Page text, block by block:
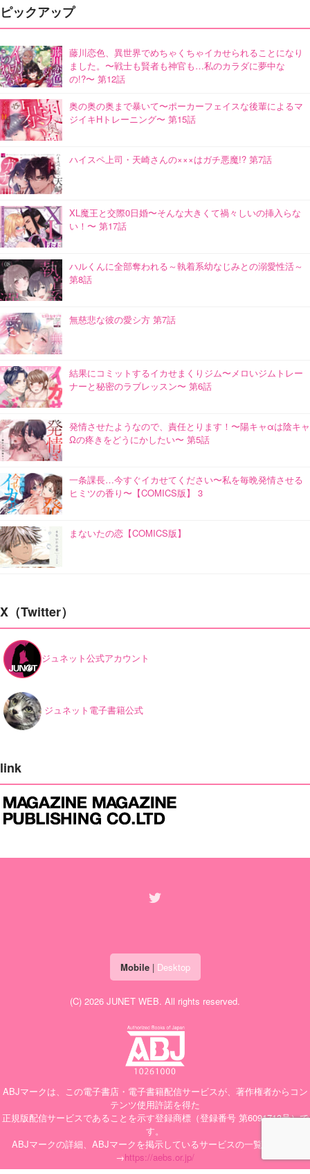
ピックアップ
藤川恋色、異世界でめちゃくちゃイカせられることになり
ました。〜戦士も賢者も神官も…私のカラダに夢中な
の!?〜 第12話
奥の奥の奥まで暴いて〜ポーカーフェイスな後輩によるマ
ジイキHトレーニング〜 第15話
ハイスペ上司・天崎さんの×××はガチ悪魔!? 第7話
XL魔王と交際0日婚〜そんな大きくて禍々しいの挿入らな
い！〜 第17話
ハルくんに全部奪われる～執着系幼なじみとの溺愛性活～
第8話
無慈悲な彼の愛シ方 第7話
結果にコミットするイカせまくりジム〜メロいジムトレー
ナーと秘密のラブレッスン〜 第6話
発情させたようなので、責任とります！〜陽キャαは陰キャ
Ωの疼きをどうにかしたい〜 第5話
一条課長…今すぐイカせてください〜私を毎晩発情させる
ヒミツの香り〜【COMICS版】 3
まないたの恋【COMICS版】
X（Twitter）
ジュネット公式アカウント
ジュネット電子書籍公式
link
Mobile| Desktop
(C) 2026 JUNET WEB. All rights reserved.
ABJマークは、この電子書店・電子書籍配信サービスが、著作権者からコン
テンツ使用許諾を得た
正規版配信サービスであることを示す登録商標（登録番号 第6091713号）で
す。
ABJマークの詳細、ABJマークを掲示しているサービスの一覧はこちら
→https://aebs.or.jp/